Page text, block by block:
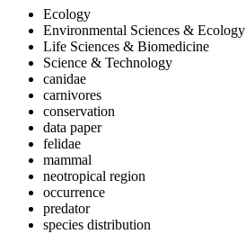
Ecology
Environmental Sciences & Ecology
Life Sciences & Biomedicine
Science & Technology
canidae
carnivores
conservation
data paper
felidae
mammal
neotropical region
occurrence
predator
species distribution